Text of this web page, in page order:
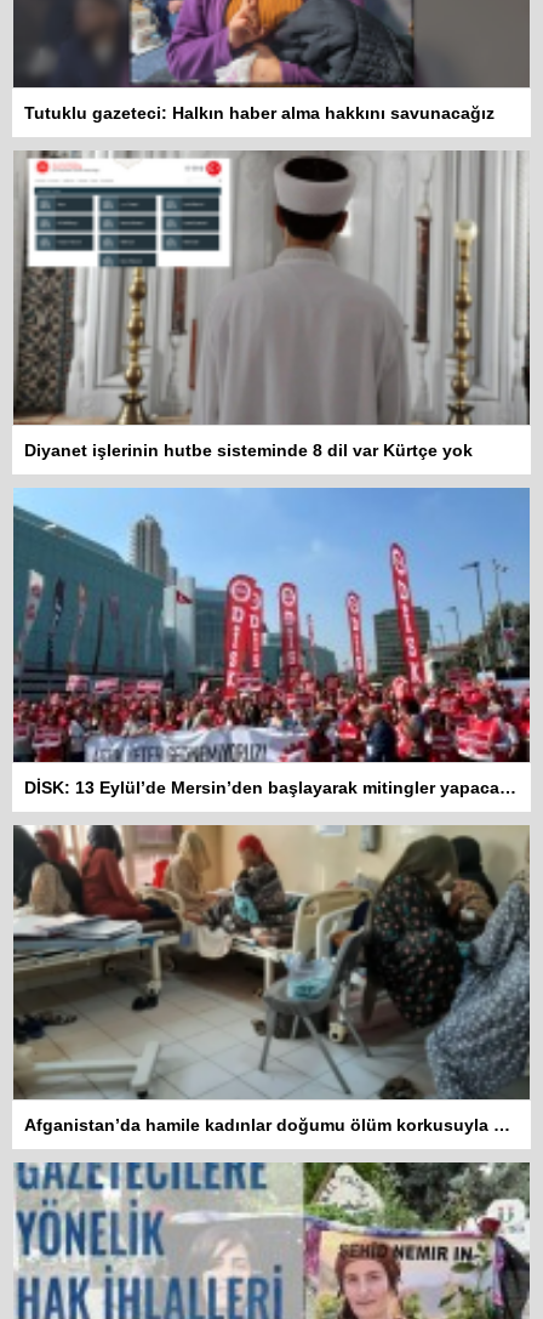
Tutuklu gazeteci: Halkın haber alma hakkını savunacağız
Diyanet işlerinin hutbe sisteminde 8 dil var Kürtçe yok
DİSK: 13 Eylül’de Mersin’den başlayarak mitingler yapacağız
Afganistan’da hamile kadınlar doğumu ölüm korkusuyla bekliyor